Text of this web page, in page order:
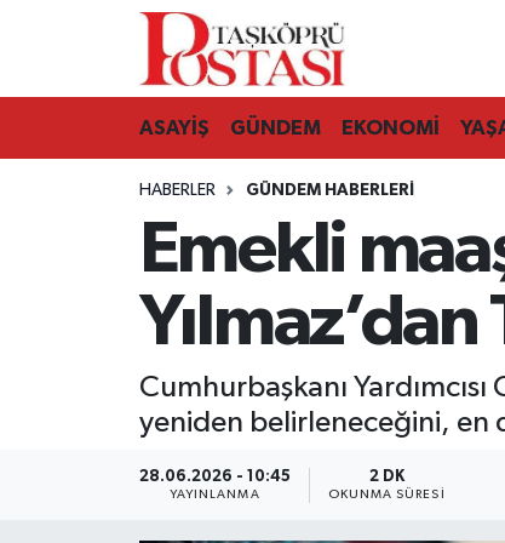
ASAYİŞ GÜNDEM EKONOMİ
HABERLER GÜNDEM HABERLERI
Emekli
Cumhurbaşkanı
yeniden belirleneceğini, en
28.06.2026 - 10:45
YAYINLANMA
2 DK
OKUNMA SÜRESI
Kastamonu Vefat Edenler
Araç Haberleri
Bozkurt Haberleri